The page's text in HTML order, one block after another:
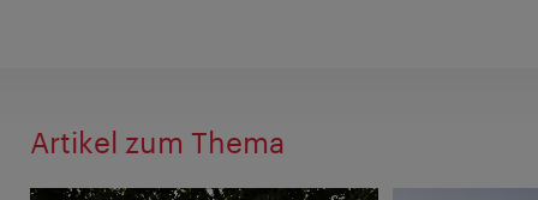
Artikel zum Thema